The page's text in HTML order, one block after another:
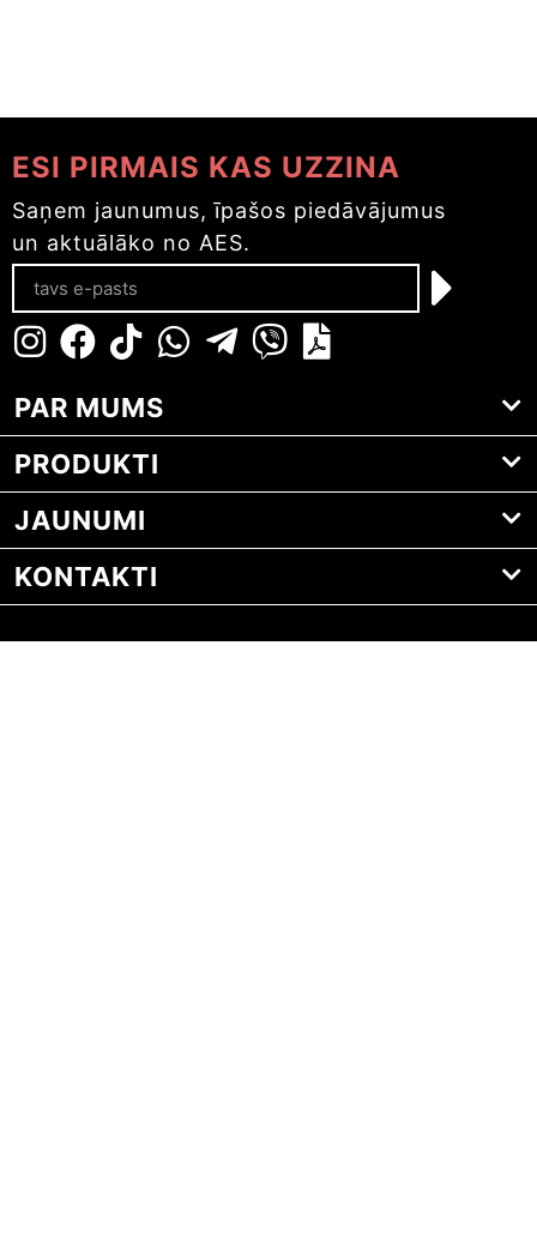
PAR MUMS
PRODUKTI
JAUNUMI
KONTAKTI
ESI PIRMAIS KAS UZZINA
Saņem jaunumus, īpašos piedāvājumus
un aktuālāko no AES.